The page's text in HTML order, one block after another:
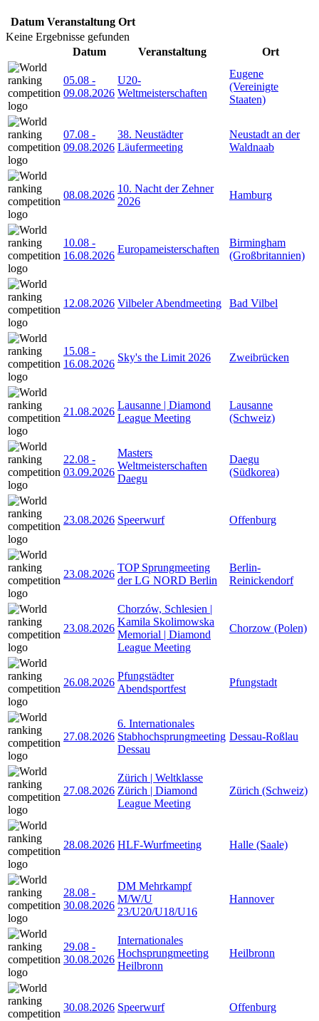
Datum Veranstaltung Ort
Keine Ergebnisse gefunden
Datum
Veranstaltung Ort
05.08 -
09.08.2026
U20-
Weltmeisterschaften
Eugene
(Vereinigte
Staaten)
07.08 -
09.08.2026
38. Neustädter
Läufermeeting
Neustadt an der
Waldnaab
08.08.2026
10. Nacht der Zehner
2026
Hamburg
10.08 -
16.08.2026
Europameisterschaften
Birmingham
(Großbritannien)
12.08.2026 Vilbeler Abendmeeting Bad Vilbel
15.08 -
16.08.2026
Sky's the Limit 2026 Zweibrücken
21.08.2026
Lausanne | Diamond
League Meeting
Lausanne
(Schweiz)
22.08 -
03.09.2026
Masters
Weltmeisterschaften
Daegu
Daegu
(Südkorea)
23.08.2026 Speerwurf Offenburg
23.08.2026
TOP Sprungmeeting
der LG NORD Berlin
Berlin-
Reinickendorf
23.08.2026
Chorzów, Schlesien |
Kamila Skolimowska
Memorial | Diamond
League Meeting
Chorzow (Polen)
26.08.2026
Pfungstädter
Abendsportfest
Pfungstadt
27.08.2026
6. Internationales
Stabhochsprungmeeting
Dessau
Dessau-Roßlau
27.08.2026
Zürich | Weltklasse
Zürich | Diamond
League Meeting
Zürich (Schweiz)
28.08.2026 HLF-Wurfmeeting Halle (Saale)
28.08 -
30.08.2026
DM Mehrkampf
M/W/U
23/U20/U18/U16
Hannover
29.08 -
30.08.2026
Internationales
Hochsprungmeeting
Heilbronn
Heilbronn
30.08.2026 Speerwurf Offenburg